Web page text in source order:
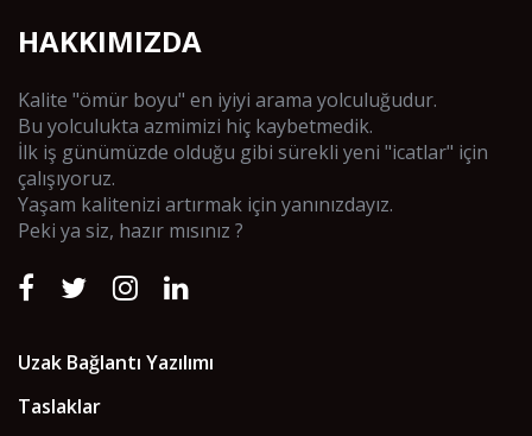
HAKKIMIZDA
Kalite "ömür boyu" en iyiyi arama yolculuğudur.
Bu yolculukta azmimizi hiç kaybetmedik.
İlk iş günümüzde olduğu gibi sürekli yeni "icatlar" için
çalışıyoruz.
Yaşam kalitenizi artırmak için yanınızdayız.
Peki ya siz, hazır mısınız ?
Uzak Bağlantı Yazılımı
Taslaklar